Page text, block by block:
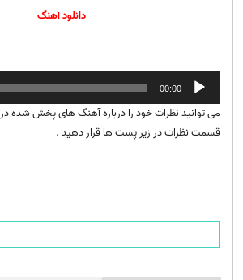
دانلود آهنگ
پخش‌کننده
صوت
00:00
می توانید نظرات خود را درباره آهنگ های پخش شده در
قسمت نظرات در زیر پست ها قرار دهید .